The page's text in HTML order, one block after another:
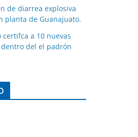
de diarrea explosiva
planta de Guanajuato.
a 10 nuevas
del el padrón